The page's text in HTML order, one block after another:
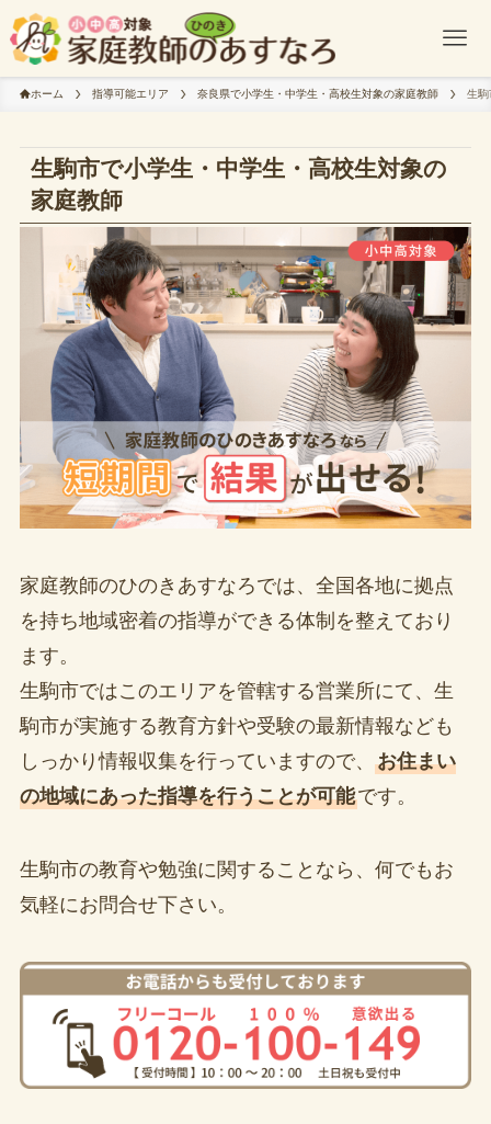
ホーム 指導可能エリア 奈良県で小学生・中学生・高校生対象の家庭教師 生駒
生駒市で小学生・中学生・高校生対象の
家庭教師
家庭教師のひのきあすなろでは、全国各地に拠点
を持ち地域密着の指導ができる体制を整えており
ます。
生駒市ではこのエリアを管轄する営業所にて、生
駒市が実施する教育方針や受験の最新情報なども
しっかり情報収集を行っていますので、 お住まい
の地域にあった指導を行うことが可能です。
生駒市の教育や勉強に関することなら、何でもお
気軽にお問合せ下さい。